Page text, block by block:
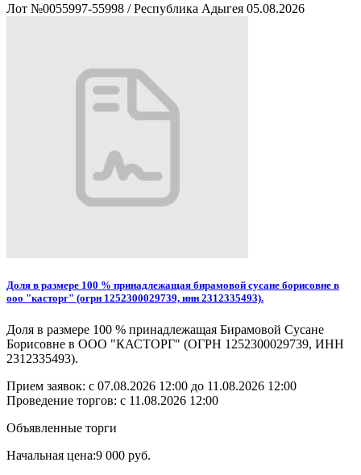
Лот №0055997-55998 / Республика Адыгея 05.08.2026
Доля в размере 100 % принадлежащая бирамовой сусане борисовне в
ооо "касторг" (огрн 1252300029739, инн 2312335493).
Доля в размере 100 % принадлежащая Бирамовой Сусане
Борисовне в ООО "КАСТОРГ" (ОГРН 1252300029739, ИНН
2312335493).
Прием заявок: с 07.08.2026 12:00 до 11.08.2026 12:00
Проведение торгов: с 11.08.2026 12:00
Объявленные торги
Начальная цена:9 000 руб.